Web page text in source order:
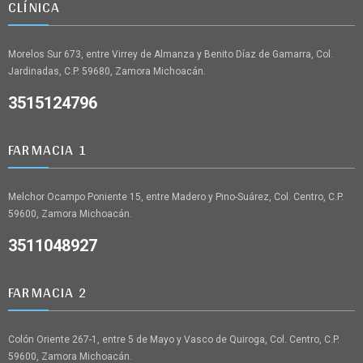
CLÍNICA
Morelos Sur 673, entre Virrey de Almanza y Benito Díaz de Gamarra, Col.
Jardinadas, C.P. 59680, Zamora Michoacán.
3515124796
FARMACIA 1
Melchor Ocampo Poniente 15, entre Madero y Pino-Suárez, Col. Centro, C.P.
59600, Zamora Michoacán.
3511048927
FARMACIA 2
Colón Oriente 267-1, entre 5 de Mayo y Vasco de Quiroga, Col. Centro, C.P.
59600, Zamora Michoacán.